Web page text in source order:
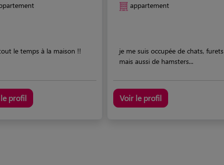
le temps à la maison !!
profil
appartement
je me suis occupée de chats, furets
mais aussi de hamsters...
Voir le profil